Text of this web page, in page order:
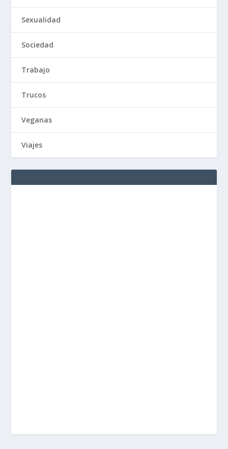
Sexualidad
Sociedad
Trabajo
Trucos
Veganas
Viajes